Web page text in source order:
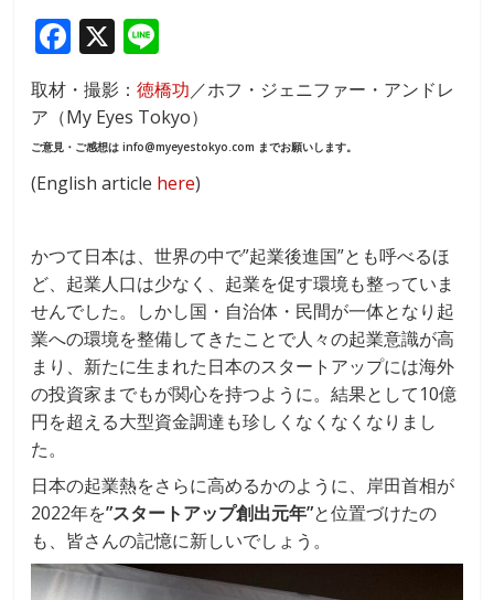
F
ac
e
b
o
k
X
n
e
取材・撮影：徳橋功／ホフ・ジェニファー・アンドレ
ア（My Eyes Tokyo）
ご意見・ご感想は info@myeyestokyo.com までお願いします。
(English article here)
かつて日本は、世界の中で”起業後進国”とも呼べるほ
ど、起業人口は少なく、起業を促す環境も整っていま
せんでした。しかし国・自治体・民間が一体となり起
業への環境を整備してきたことで人々の起業意識が高
まり、新たに生まれた日本のスタートアップには海外
の投資家までもが関心を持つように。結果として10億
円を超える大型資金調達も珍しくなくなくなりまし
た。
日本の起業熱をさらに高めるかのように、岸田首相が
2022年を”スタートアップ創出元年”と位置づけたの
も、皆さんの記憶に新しいでしょう。